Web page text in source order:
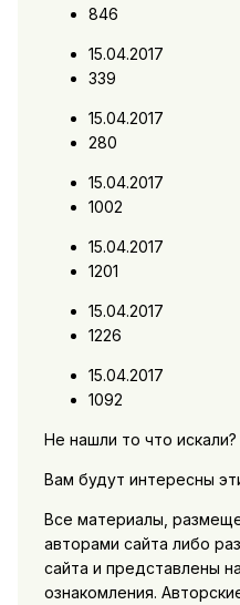
846
15.04.2017
339
15.04.2017
280
15.04.2017
1002
15.04.2017
1201
15.04.2017
1226
15.04.2017
1092
Не нашли то что искали?
Вам будут интересны
Все материалы,
авторами сайта либо
сайта и представлены
ознакомления.